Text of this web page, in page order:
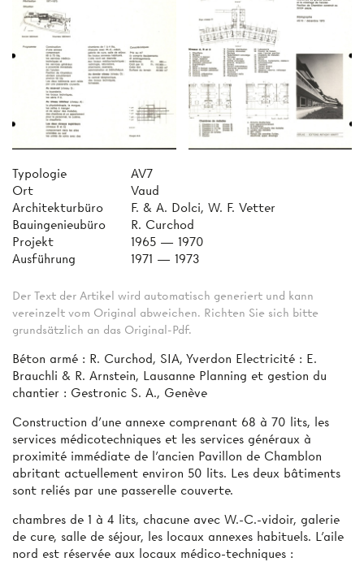
Typologie
AV7
Ort
Vaud
Architekturbüro
F. & A. Dolci, W. F. Vetter
Bauingenieubüro
R. Curchod
Projekt
1965 — 1970
Ausführung
1971 — 1973
Der Text der Artikel wird automatisch generiert und kann
vereinzelt vom Original abweichen. Richten Sie sich bitte
grundsätzlich an das Original-Pdf.
Béton armé : R. Curchod, SIA, Yverdon Electricité : E.
Brauchli & R. Arnstein, Lausanne Planning et gestion du
chantier : Gestronic S. A., Genève
Construction d’une annexe comprenant 68 à 70 lits, les
services médicotechniques et les services généraux à
proximité immédiate de l’ancien Pavillon de Chamblon
abritant actuellement environ 50 lits. Les deux bâtiments
sont reliés par une passerelle couverte.
chambres de 1 à 4 lits, chacune avec W.-C.-vidoir, galerie
de cure, salle de séjour, les locaux annexes habituels. L'aile
nord est réservée aux locaux médico-techniques :